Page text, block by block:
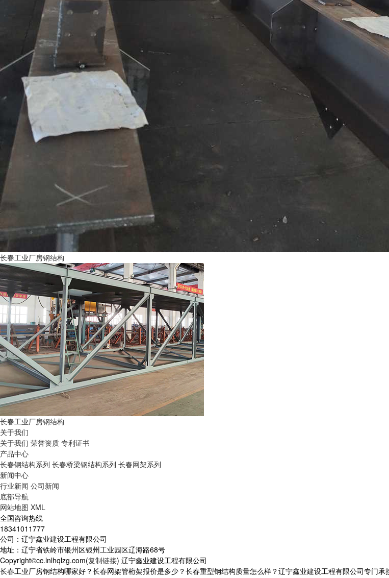
长春工业厂房钢结构
长春工业厂房钢结构
关于我们
关于我们 荣誉资质 专利证书
产品中心
长春钢结构系列 长春桥梁钢结构系列 长春网架系列
新闻中心
行业新闻 公司新闻
底部导航
网站地图 XML
全国咨询热线
18341011777
公司：辽宁鑫业建设工程有限公司
地址：辽宁省铁岭市银州区银州工业园区辽海路68号
Copyright©cc.lnlhqlzg.com(复制链接) 辽宁鑫业建设工程有限公司
长春工业厂房钢结构哪家好？长春网架管桁架报价是多少？长春重型钢结构质量怎么样？辽宁鑫业建设工程有限公司专门